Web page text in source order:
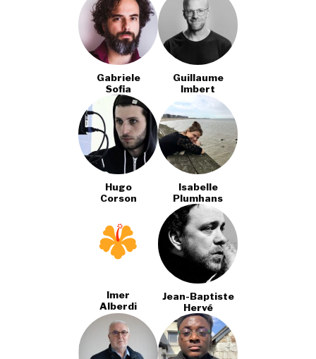
Gabriele
Sofia
Guillaume
Imbert
Hugo
Corson
Isabelle
Plumhans
Imer
Alberdi
Jean-Baptiste
Hervé